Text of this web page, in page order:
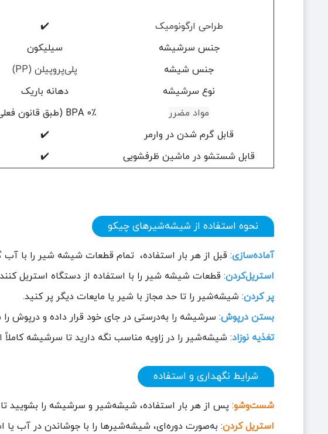
طراحی ارگونومیک ✔️
جنس سرشیشه
سیلیکون
جنس شیشه
پلی‌پروپیلن (PP)
نوع سرشیشه
دهانه باریک
مواد مضرر
0٪ BPA (طبق قانون فعلی)
قابل گرم شدن در وارمر
✔️
قابل شستشو در ماشین ظرفشویی
✔️
نحوه استفاده از شیشه‌شیرهای چیکو
آماده‌سازی: قبل از هر بار استفاده، تمام قطعات شیشه شیر را با
استریل‌کردن: قطعات شیشه شیر را با استفاده از دستگاه استریل
پر کردن: شیشه‌شیر را تا حد مجاز با شیر یا مایعات دیگر پر کنید.
بستن درپوش: سرشیشه را به‌درستی در جای خود قرار داده و درپوش را
تغذیه نوزاد: شیشه‌شیر را در زاویه مناسب نگه دارید تا سرشیشه کاملاً
شرایط نگهداری و استفاده
شست‌وشو: پس از هر بار استفاده، شیشه‌شیر و سرشیشه را بشویید
استریل کردن: به‌صورت دوره‌ای، شیشه‌شیرها را با جوشاندن در آب یا